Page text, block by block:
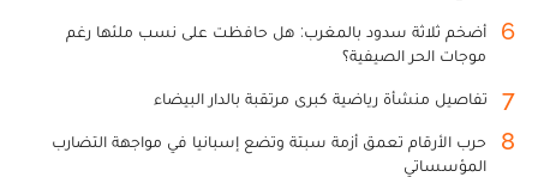
6
أضخم ثلاثة سدود بالمغرب: هل حافظت على نسب ملئها رغم
موجات الحر الصيفية؟
7 تفاصيل منشأة رياضية كبرى مرتقبة بالدار البيضاء
8
حرب الأرقام تعمق أزمة سبتة وتضع إسبانيا في مواجهة التضارب
المؤسساتي